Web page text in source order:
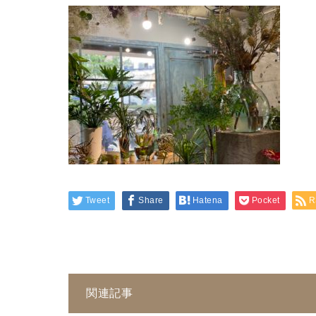
Tweet Share Hatena Pocket
関連記事